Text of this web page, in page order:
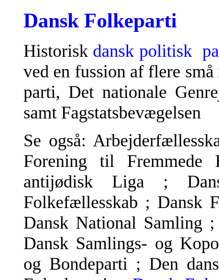
Dansk Folkeparti
Historisk dansk politisk
ved en fussion af flere
parti, Det nationale
samt Fagstatsbevægelsen
Se også:
Forening til Fremmede
antijødisk Liga ;
Folkefællesskab ; Dansk
Dansk National Samling
Dansk Samlings- og
og Bondeparti ; Den